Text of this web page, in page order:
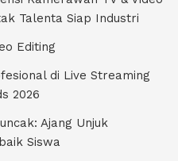
Talenta Siap Industri
Editing
di Live Streaming
2026
Ajang Unjuk
Siswa